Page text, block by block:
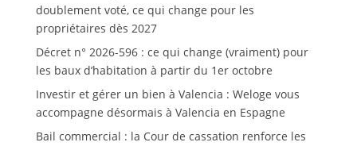
doublement voté, ce qui change pour les
propriétaires dès 2027
Décret n° 2026-596 : ce qui change (vraiment) pour
les baux d’habitation à partir du 1er octobre
Investir et gérer un bien à Valencia : Weloge vous
accompagne désormais à Valencia en Espagne
Bail commercial : la Cour de cassation renforce les